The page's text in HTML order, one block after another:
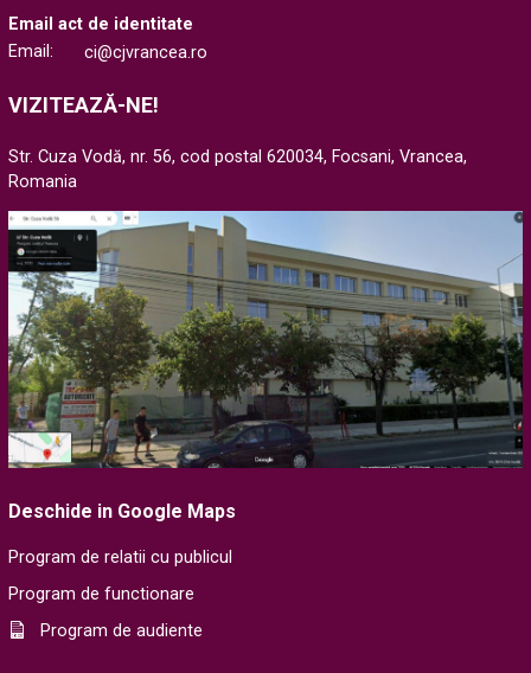
Email act de identitate
Email:
ci@cjvrancea.ro
VIZITEAZĂ-NE!
Str. Cuza Vodă, nr. 56, cod postal 620034, Focsani, Vrancea,
Romania
Deschide in Google Maps
Program de relatii cu publicul
Program de functionare
Program de audiente